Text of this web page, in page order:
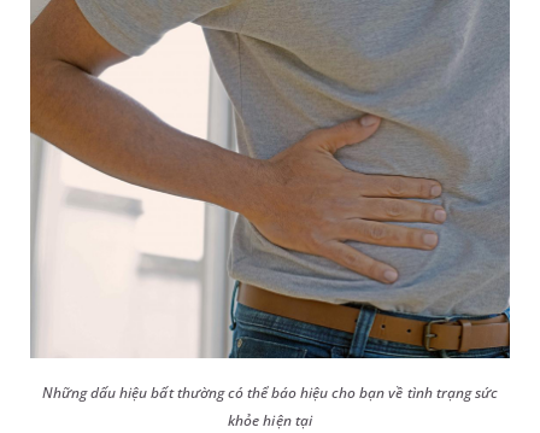
Những dấu hiệu bất thường có thể báo hiệu cho bạn về tình trạng sức
khỏe hiện tại